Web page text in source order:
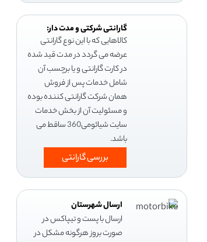
گارانتی شرکتی و مدت دار:
کالاهایی که با این نوع گارانتی
عرضه می گردد در مدت قید شده
در کارت گارانتی و یا برچسب آن
شامل خدمات پس از فروش
همان شرکت گارانتی کننده بوده
و مسئولیت آن از بخش خدمات
سایت شیائومی360 ساقط می
باشد.
بررسی گارانتی
ارسال شهرستان
ارسال با پست و تیپاکس در
صورت بروز هرگونه مشکل در